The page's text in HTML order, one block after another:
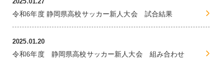
令和6年度 静岡県高校サッカー新人大会 試合結果
2025.01.20
令和6年度 静岡県高校サッカー新人大会 組み合わせ